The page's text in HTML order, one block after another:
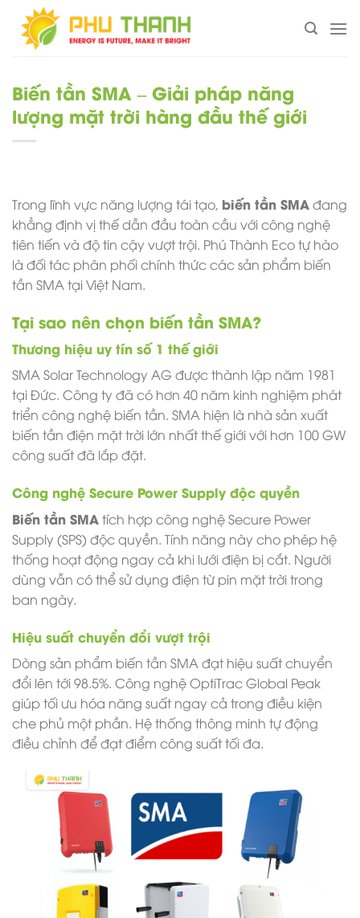
Chuyển
đến
Biến tần SMA – Giải pháp năng
lượng mặt trời hàng đầu thế giới
Trong lĩnh vực năng lượng tái tạo, biến tần SMAđang
khẳng định vị thế dẫn đầu toàn cầu với công nghệ
tiên tiến và độ tin cậy vượt trội. Phú Thành Eco tự hào
là đối tác phân phối chính thức các sản phẩm biến
tần SMA tại Việt Nam.
Tại sao nên chọn biến tần SMA?
Thương hiệu uy tín số 1 thế giới
SMA Solar Technology AG được thành lập năm 1981
tại Đức. Công ty đã có hơn 40 năm kinh nghiệm phát
triển công nghệ biến tần. SMA hiện là nhà sản xuất
biến tần điện mặt trời lớn nhất thế giới với hơn 100 GW
công suất đã lắp đặt.
Công nghệ Secure Power Supply độc quyền
Biến tần SMAtích hợp công nghệ Secure Power
Supply (SPS) độc quyền. Tính năng này cho phép hệ
thống hoạt động ngay cả khi lưới điện bị cắt. Người
dùng vẫn có thể sử dụng điện từ pin mặt trời trong
ban ngày.
Hiệu suất chuyển đổi vượt trội
Dòng sản phẩm biến tần SMA đạt hiệu suất chuyển
đổi lên tới 98.5%. Công nghệ OptiTrac Global Peak
giúp tối ưu hóa năng suất ngay cả trong điều kiện
che phủ một phần. Hệ thống thông minh tự động
điều chỉnh để đạt điểm công suất tối đa.